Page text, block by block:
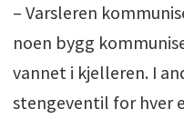
– Varsleren
noen bygg
vannet i kjelleren. I
stengeventil for hver